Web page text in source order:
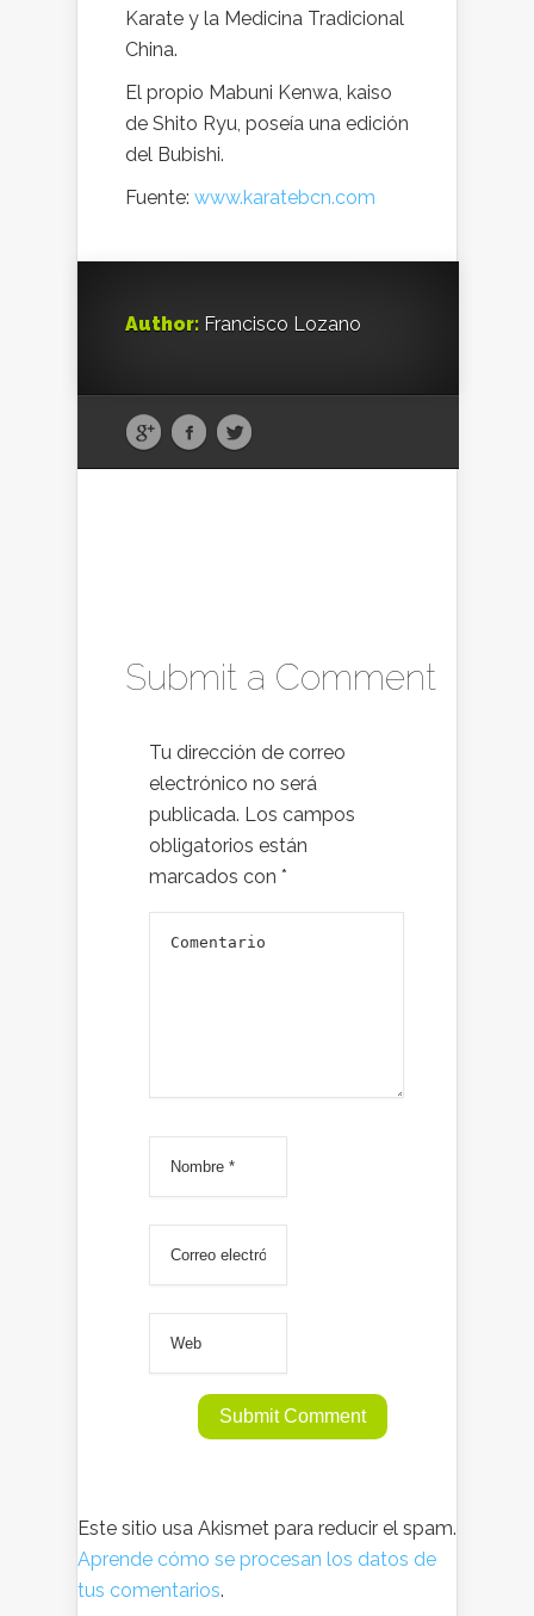
Karate y la Medicina Tradicional
China.
El propio Mabuni Kenwa, kaiso
de Shito Ryu, poseía una edición
del Bubishi.
Fuente: www.karatebcn.com
Author: Francisco Lozano
Submit a Comment
Tu dirección de correo
electrónico no será
publicada. Los campos
obligatorios están
marcados con *
Este sitio usa Akismet para reducir el spam.
Aprende cómo se procesan los datos de
tus comentarios.